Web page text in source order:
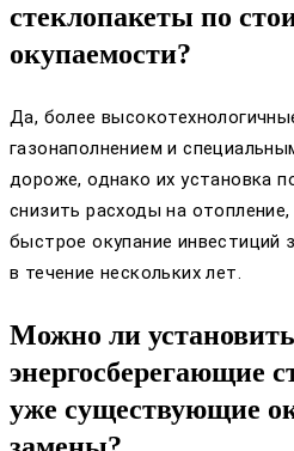
стеклопакеты по
окупаемости?
Да, более
газонаполнением и
дороже, однако их установка
снизить расходы на
быстрое окупание инвестиций
в течение нескольких лет.
Можно ли установить
энергосберегающие
уже существующие